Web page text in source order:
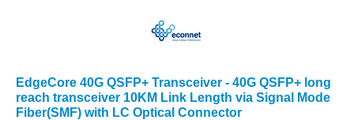
EdgeCore 40G QSFP+ Transceiver - 40G QSFP+ long
reach transceiver 10KM Link Length via Signal Mode
Fiber(SMF) with LC Optical Connector